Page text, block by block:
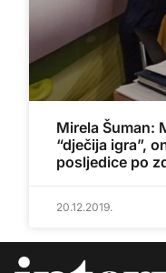
Mirela Šuman:
“dječija igra”,
posljedice po
20.12.2019.